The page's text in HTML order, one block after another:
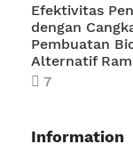
Efektivitas
dengan
Pembuatan
Alternatif
7
Information